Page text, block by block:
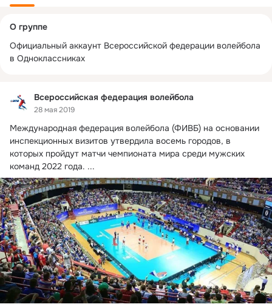
Всероссийская федерация волейбола
28 мая 2019
Международная федерация волейбола (ФИВБ) на основании
инспекционных визитов утвердила восемь городов, в
которых пройдут матчи чемпионата мира среди мужских
команд 2022 года. ...
колонка
О группе
Официальный аккаунт Всероссийской федерации волейбола
в Одноклассниках